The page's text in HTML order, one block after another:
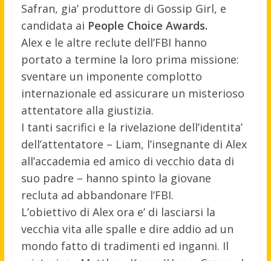
Safran, gia’ produttore di Gossip Girl, e
candidata ai People Choice Awards.
Alex e le altre reclute dell’FBI hanno
portato a termine la loro prima missione:
sventare un imponente complotto
internazionale ed assicurare un misterioso
attentatore alla giustizia.
I tanti sacrifici e la rivelazione dell’identita’
dell’attentatore – Liam, l’insegnante di Alex
all’accademia ed amico di vecchio data di
suo padre – hanno spinto la giovane
recluta ad abbandonare l’FBI.
L’obiettivo di Alex ora e’ di lasciarsi la
vecchia vita alle spalle e dire addio ad un
mondo fatto di tradimenti ed inganni. Il